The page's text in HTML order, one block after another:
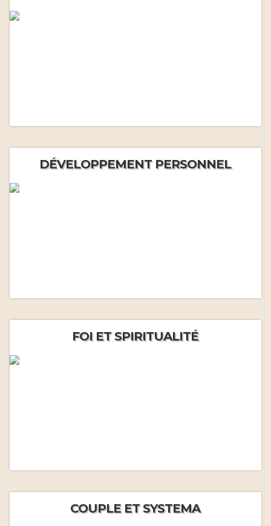
DÉVELOPPEMENT PERSONNEL
FOI ET SPIRITUALITÉ
COUPLE ET SYSTEMA